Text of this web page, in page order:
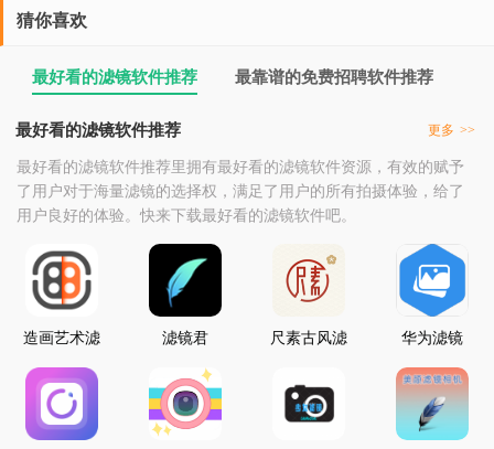
猜你喜欢
最好看的滤镜软件推荐 最靠谱的免费招聘软件推荐
最好看的滤镜软件推荐 更多 >>
最好看的滤镜软件推荐里拥有最好看的滤镜软件资源，有效的赋予
了用户对于海量滤镜的选择权，满足了用户的所有拍摄体验，给了
用户良好的体验。快来下载最好看的滤镜软件吧。
造画艺术滤
滤镜君
尺素古风滤
华为滤镜